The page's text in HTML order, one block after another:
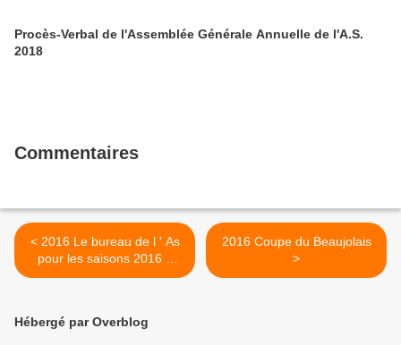
Procès-Verbal de l'Assemblée Générale Annuelle de l'A.S.
2018
Commentaires
< 2016 Le bureau de l ' As
pour les saisons 2016 à
2020
2016 Coupe du Beaujolais
>
Hébergé par Overblog